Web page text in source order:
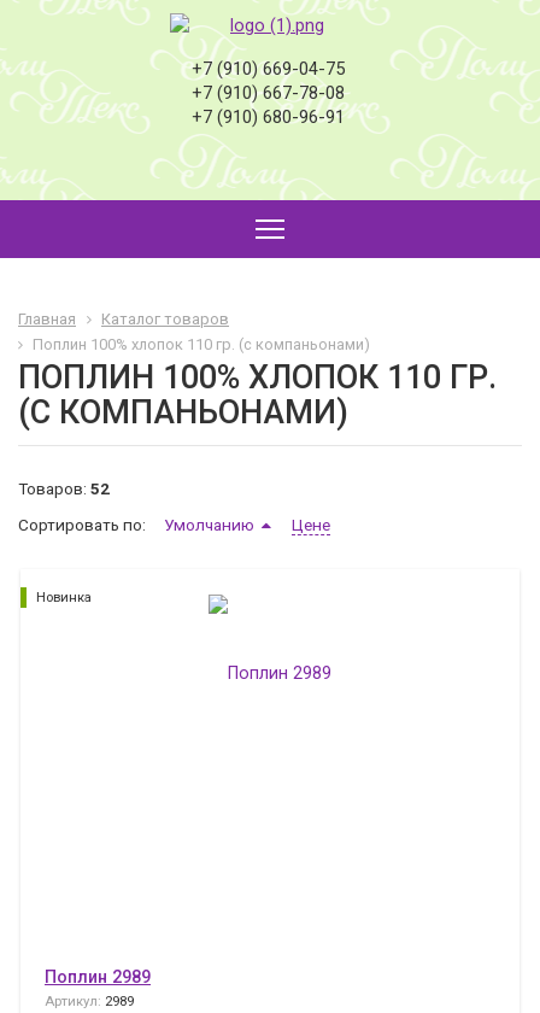
+7 (910) 669-04-75
+7 (910) 667-78-08
+7 (910) 680-96-91
Главная
Каталог товаров
Поплин 100% хлопок 110 гр. (с компаньонами)
ПОПЛИН 100% ХЛОПОК 110 ГР.
(С КОМПАНЬОНАМИ)
Товаров: 52
Сортировать по:
Умолчанию Цене
Новинка
Поплин 2989
Артикул: 2989